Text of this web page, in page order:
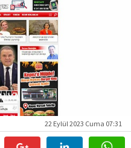
22 Eylül 2023 Cuma 07:31